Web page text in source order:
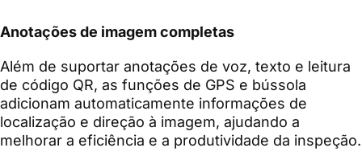
Anotações de imagem completas
Além de suportar anotações de voz, texto e leitura
de código QR, as funções de GPS e bússola
adicionam automaticamente informações de
localização e direção à imagem, ajudando a
melhorar a eficiência e a produtividade da inspeção.